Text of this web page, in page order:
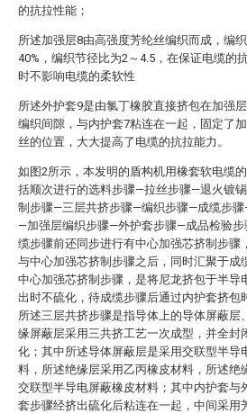
的抗拉性能；
所述加强层8由高强度芳纶丝编织而成，编
40%，编织节径比为2～4.5，在保证电缆的
时不影响电缆的柔软性
所述外护套9是由氯丁橡胶直接挤包在加强
编织间隙，与内护套7粘连在一起，固定了
丝的位置，大大提高了电缆的抗拉能力。
如图2所示，本发明的盾构机用橡套软电缆
括顺次进行的选料步骤—拉丝步骤—退火镀
制步骤—三层共挤步骤—编织步骤—成缆步
—加强层编织步骤—外护套步骤—成品检验步
缆步骤前还同步进行有中心加强芯挤制步骤
与中心加强芯挤制步骤之后，同时汇聚于成
中心加强芯挤制步骤，是将尼龙挤包于半导
出时不硫化，待成缆步骤后通过内护套挤包
所述三层共挤步骤是指导体上的导体屏蔽层
缘屏蔽层采用三共挤工艺一次成型，并全封
化；其中所述导体屏蔽层是采用交联型半导
料，所述绝缘层采用乙丙橡皮材料，所述绝
交联型半导电屏蔽橡皮材料；其中内护套与
套步骤经挤出硫化后粘连在一起，中间采用